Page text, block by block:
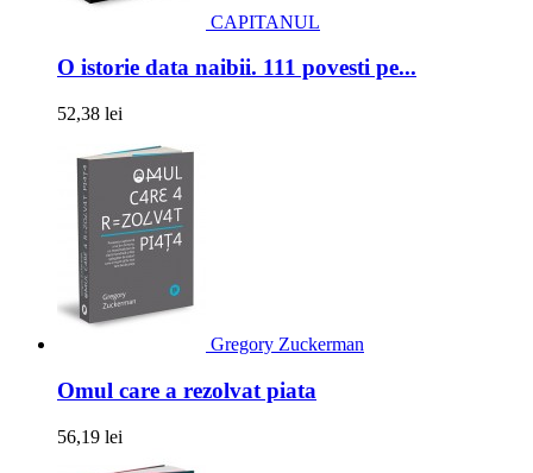
CAPITANUL
O istorie data naibii. 111 povesti pe...
52,38 lei
Gregory Zuckerman
Omul care a rezolvat piata
56,19 lei